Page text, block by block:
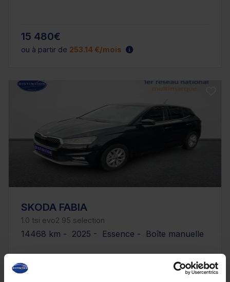
15 480€
ou à partir de 253.14 €/mois
SKODA FABIA
1.0 tsi evo2 95 selection
14468 km - 2025 - Essence - Boîte manuelle